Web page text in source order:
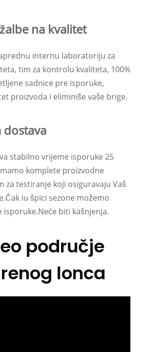
na kvalitet
internu laboratoriju za
tim za kontrolu kvaliteta, 100%
sadnice pre isporuke,
proizvoda i eliminiše vaše brige.
dostava
stabilno vrijeme isporuke 25
komplete proizvodne
za testiranje koji osiguravaju Vaš
iu špici sezone možemo
biti kašnjenja.
područje
lonca